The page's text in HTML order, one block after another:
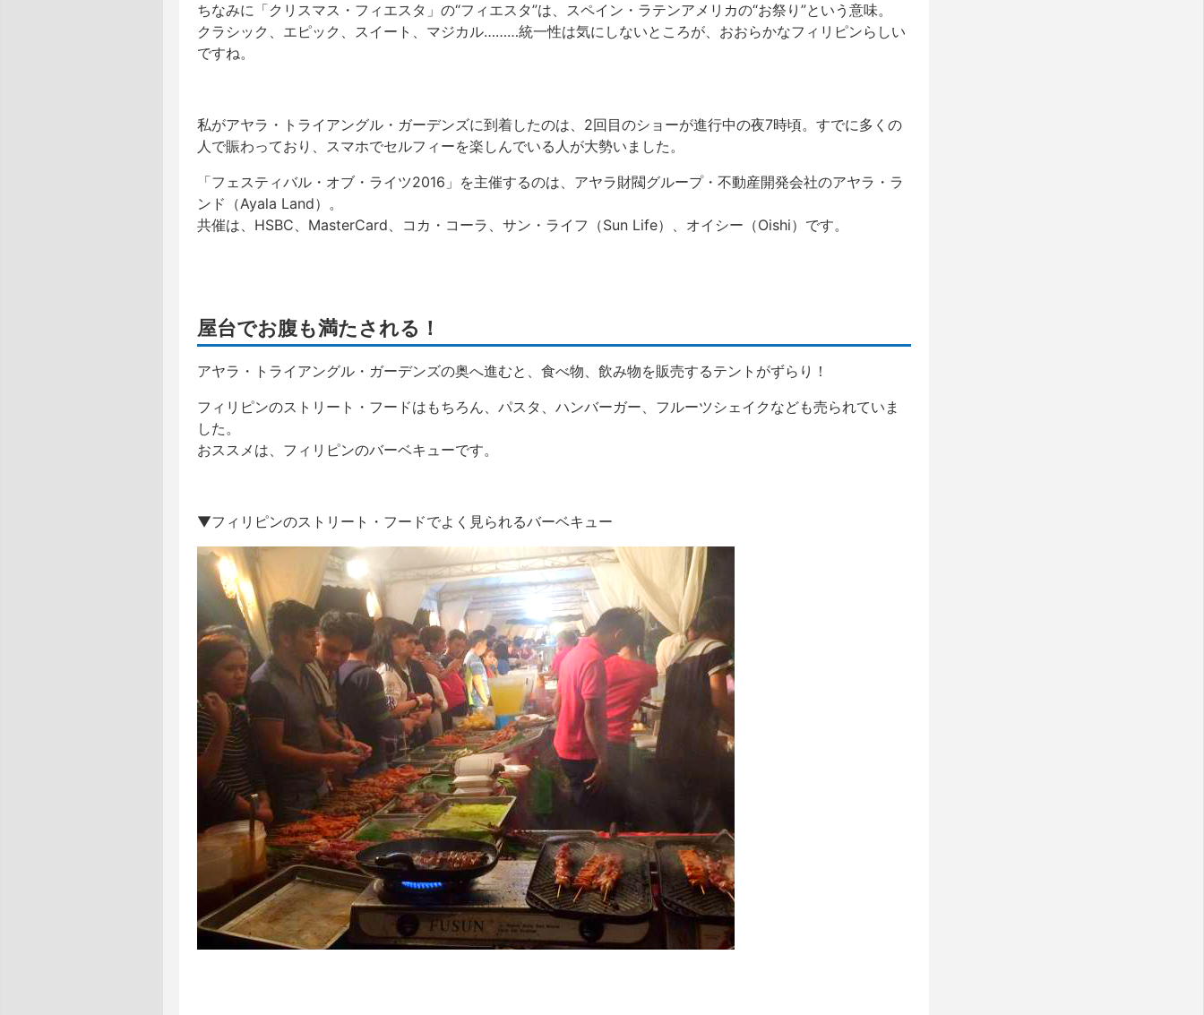
ちなみに「クリスマス・フィエスタ」の“フィエスタ”は、スペイン・ラテンアメリカの“お祭り”という意味。
クラシック、エピック、スイート、マジカル………統一性は気にしないところが、おおらかなフィリピンらしい
ですね。
私がアヤラ・トライアングル・ガーデンズに到着したのは、2回目のショーが進行中の夜7時頃。すでに多くの
人で賑わっており、スマホでセルフィーを楽しんでいる人が大勢いました。
「フェスティバル・オブ・ライツ2016」を主催するのは、アヤラ財閥グループ・不動産開発会社のアヤラ・ラ
ンド（Ayala Land）。
共催は、HSBC、MasterCard、コカ・コーラ、サン・ライフ（Sun Life）、オイシー（Oishi）です。
屋台でお腹も満たされる！
アヤラ・トライアングル・ガーデンズの奥へ進むと、食べ物、飲み物を販売するテントがずらり！
フィリピンのストリート・フードはもちろん、パスタ、ハンバーガー、フルーツシェイクなども売られていま
した。
おススメは、フィリピンのバーベキューです。
▼フィリピンのストリート・フードでよく見られるバーベキュー